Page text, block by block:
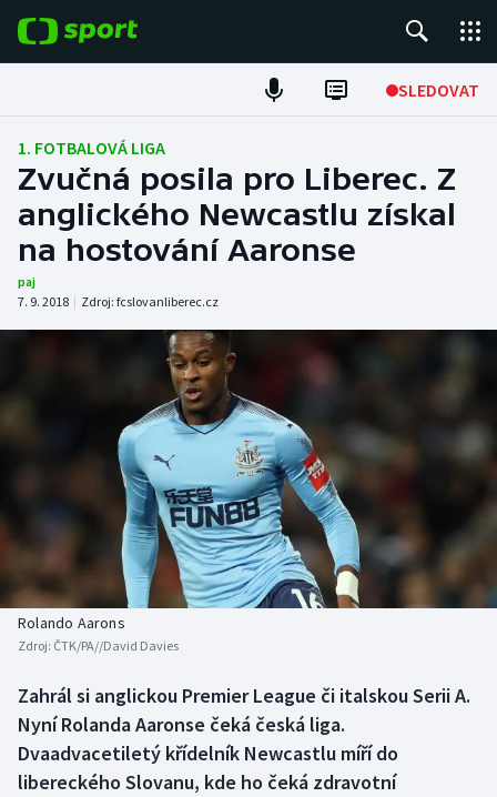
SLEDOVAT
Fotbal
Hokej
Tenis
Atletika
Americký fotbal
Baseball a softbal
Basketbal
Biatlon
Box
Curling
NEPŘEHLÉDNĚTE
Soutěže
Historické návraty
Aplikace ČT sport
1. FOTBALOVÁ LIGA
Zvučná posila pro Liberec. Z
anglického Newcastlu získal
na hostování Aaronse
paj
7. 9. 2018 | Zdroj: fcslovanliberec.cz
Rolando Aarons
Zdroj: ČTK/PA//David Davies
Zahrál si anglickou Premier League či italskou Serii A.
Nyní Rolanda Aaronse čeká česká liga.
Dvaadvacetiletý křídelník Newcastlu míří do
libereckého Slovanu, kde ho čeká zdravotní